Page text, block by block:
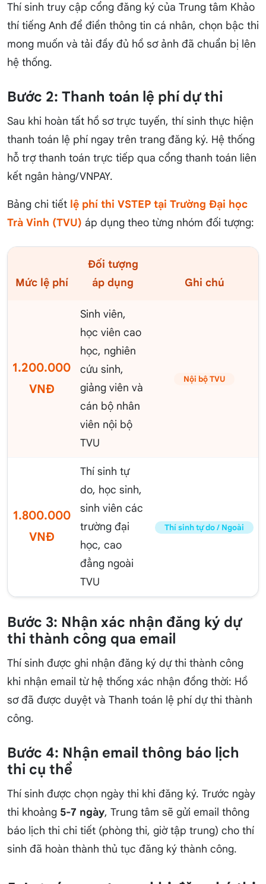
Thí sinh truy cập cổng đăng ký của Trung tâm Khảo
thí tiếng Anh để điền thông tin cá nhân, chọn bậc thi
mong muốn và tải đầy đủ hồ sơ ảnh đã chuẩn bị lên
hệ thống.
Bước 2: Thanh toán lệ phí dự thi
Sau khi hoàn tất hồ sơ trực tuyến, thí sinh thực hiện
thanh toán lệ phí ngay trên trang đăng ký. Hệ thống
hỗ trợ thanh toán trực tiếp qua cổng thanh toán liên
kết ngân hàng/VNPAY.
Bảng chi tiết lệ phí thi VSTEP tại Trường Đại học
Trà Vinh (TVU) áp dụng theo từng nhóm đối tượng:
Mức lệ phí
Đối tượng
áp dụng
Ghi chú
1.200.000
VNĐ
Sinh viên,
học viên cao
học, nghiên
cứu sinh,
giảng viên và
cán bộ nhân
viên nội bộ
TVU
Nội bộ TVU
1.800.000
VNĐ
Thí sinh tự
do, học sinh,
sinh viên các
trường đại
học, cao
đẳng ngoài
TVU
Thí sinh tự do / Ngoài
Bước 3: Nhận xác nhận đăng ký dự
thi thành công qua email
Thí sinh được ghi nhận đăng ký dự thi thành công
khi nhận email từ hệ thống xác nhận đồng thời: Hồ
sơ đã được duyệt và Thanh toán lệ phí dự thi thành
công.
Bước 4: Nhận email thông báo lịch
thi cụ thể
Thí sinh được chọn ngày thi khi đăng ký. Trước ngày
thi khoảng 5-7 ngày, Trung tâm sẽ gửi email thông
báo lịch thi chi tiết (phòng thi, giờ tập trung) cho thí
sinh đã hoàn thành thủ tục đăng ký thành công.